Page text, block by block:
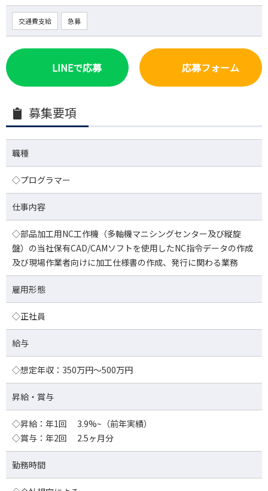
交通費支給 急募
LINEで応募 応募フォーム
募集要項
職種
◇プログラマー
仕事内容
◇部品加工用NC工作機（多軸機マニシングセンター及び縦旋
盤）の当社保有CAD/CAMソフトを使用したNC指令データの作成
及び現場作業者向けに加工仕様書の作成、発行に関わる業務
雇用形態
◇正社員
給与
◇想定年収：350万円～500万円
昇給・賞与
◇昇給：年1回 3.9%~（前年実績）
◇賞与：年2回 2.5ヶ月分
勤務時間